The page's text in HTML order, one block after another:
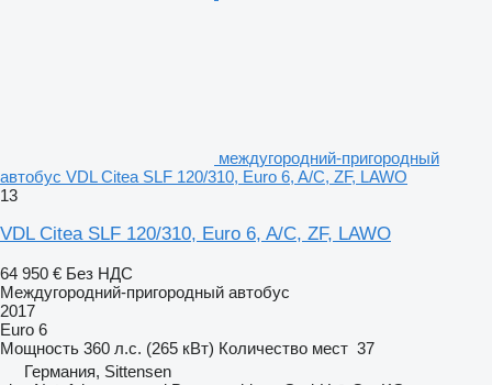
междугородний-пригородный
автобус VDL Citea SLF 120/310, Euro 6, A/C, ZF, LAWO
13
VDL Citea SLF 120/310, Euro 6, A/C, ZF, LAWO
64 950 € Без НДС
Междугородний-пригородный автобус
2017
Euro 6
Мощность 360 л.с. (265 кВт) Количество мест 37
Германия, Sittensen